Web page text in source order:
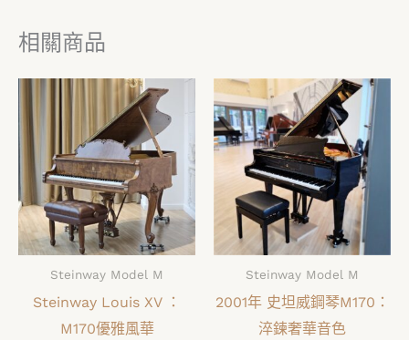
相關商品
Steinway Model M
Steinway Louis XV ：
M170優雅風華
Steinway Model M
2001年 史坦威鋼琴M170：
淬鍊奢華音色